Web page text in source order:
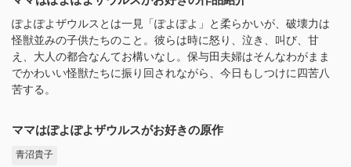
ぽよぽよザウルスとは一見「ぽよぽよ」と柔らかいが、破壊力は
怪獣並みの子供たちのこと。彼らは時に怒り、泣き、叫び、甘
え、大人の都合なんてお構いなし。保与田夫婦はそんなわがまま
でかわいい怪獣たちに振り回されながら、今日もしつけに四苦八
苦する。
ママはぽよぽよザウルスがお好きの原作
青沼貴子